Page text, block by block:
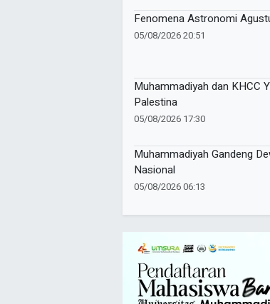
Fenomena Astronomi
05/08/2026 20:51
Muhammadiyah dan KHCC
Palestina
05/08/2026 17:30
Muhammadiyah Gandeng
Nasional
05/08/2026 06:13